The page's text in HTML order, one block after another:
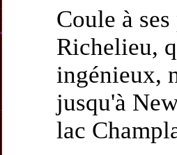
Coule à
Richelieu,
ingénieux,
jusqu'à
lac